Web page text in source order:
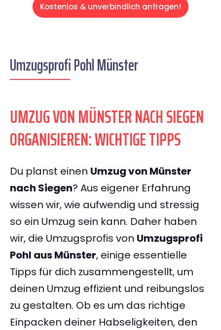
Kostenlos & unverbindlich anfragen!
Umzugsprofi Pohl Münster
UMZUG VON MÜNSTER NACH SIEGEN
ORGANISIEREN: WICHTIGE TIPPS
Du planst einen Umzug von Münster
nach Siegen? Aus eigener Erfahrung
wissen wir, wie aufwendig und stressig
so ein Umzug sein kann. Daher haben
wir, die Umzugsprofis von Umzugsprofi
Pohl aus Münster, einige essentielle
Tipps für dich zusammengestellt, um
deinen Umzug effizient und reibungslos
zu gestalten. Ob es um das richtige
Einpacken deiner Habseligkeiten, den